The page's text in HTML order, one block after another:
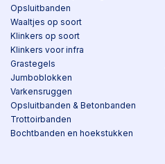
Opsluitbanden
Waaltjes op soort
Klinkers op soort
Klinkers voor infra
Grastegels
Jumboblokken
Varkensruggen
Opsluitbanden & Betonbanden
Trottoirbanden
Bochtbanden en hoekstukken